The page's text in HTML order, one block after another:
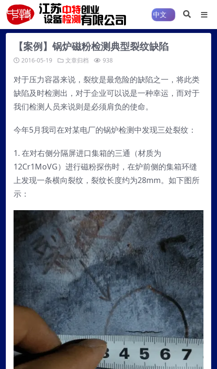
【案例】锅炉磁粉检测典型裂纹缺陷
2016-05-19 文章归档 938
对于压力容器来说，裂纹是最危险的缺陷之一，将此类
缺陷及时检测出，对于企业可以说是一种幸运，而对于
我们检测人员来说则是必须肩负的使命。
今年5月我司在对某电厂的锅炉检测中发现三处裂纹：
1. 在对右侧分隔屏进口集箱的三通（材质为
12Cr1MoVG）进行磁粉探伤时，在炉前侧的集箱环缝
上发现一条横向裂纹，裂纹长度约为28mm。如下图所
示：